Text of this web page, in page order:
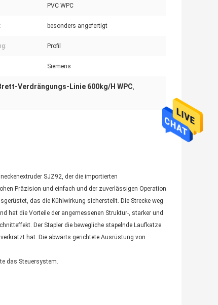
PVC WPC
besonders angefertigt
Profil
Siemens
Verdrängungs-Linie 600kg/H WPC,
SJZ92, der die importierten
Präzision und einfach und der zuverlässigen Operation
das die Kühlwirkung sicherstellt. Die Strecke weg
hat die Vorteile der angemessenen Struktur-, starker und
Der Stapler die bewegliche stapelnde Laufkatze
hat. Die abwärts gerichtete Ausrüstung von
das Steuersystem.